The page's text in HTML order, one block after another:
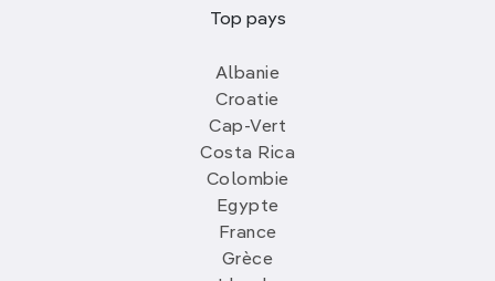
Top pays
Albanie
Croatie
Cap-Vert
Costa Rica
Colombie
Egypte
France
Grèce